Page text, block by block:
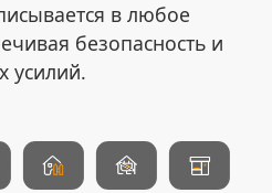
в любое
безопасность и
усилий.